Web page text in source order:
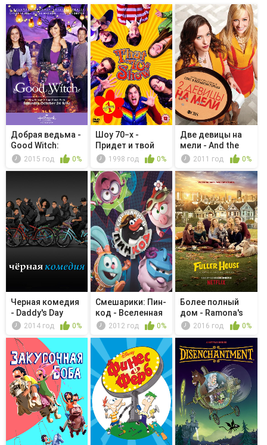
Добрая ведьма -
Good Witch:
Secrets o...
2015 год 0%
Шоу 70−х -
Придет и твой
черед1998 год 0%
Две девицы на
мели - And the
Wrecking...
2011 год 0%
Черная комедия
- Daddy's Day
2014 год 0%
Смешарики: Пин-
код - Вселенная
под пр...
2012 год 0%
Более полный
дом - Ramona's
Not-So-Ep...
2016 год 0%